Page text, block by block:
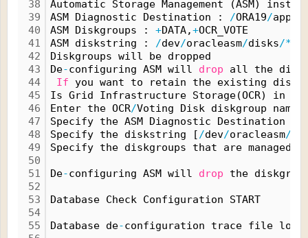
38
39
40
41
42
43
44
45
46
47
48
49
50
51
52
53
54
55
Automatic Storage Management (ASM)
ASM Diagnostic Destination : /ORA19/app
ASM Diskgroups : +DATA,+OCR_VOTE
ASM diskstring : /dev/oracleasm/disks/*
Diskgroups will be dropped
De-configuring ASM will drop all the
If you want to retain the existing
Is Grid Infrastructure Storage(OCR) in
Enter the OCR/Voting Disk diskgroup name
Specify the ASM Diagnostic Destination [
Specify the diskstring [/dev/oracleasm/
Specify the diskgroups that are managed
De-configuring ASM will drop the
Database Check Configuration START
Database de-configuration trace file